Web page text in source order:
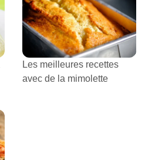
Les meilleures recettes
avec de la mimolette